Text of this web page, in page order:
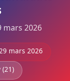
mars 2026
mars 2026
(21)